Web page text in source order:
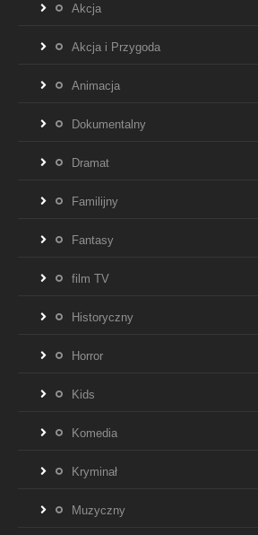
Akcja
Akcja i Przygoda
Animacja
Dokumentalny
Dramat
Familijny
Fantasy
film TV
Historyczny
Horror
Kids
Komedia
Kryminał
Muzyczny